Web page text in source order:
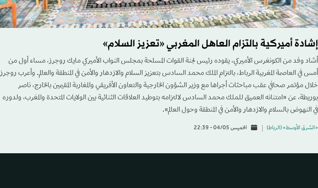
إشادة أميركية بالتزام العاهل المغربي «تعزيز السلام»
أشاد وفد من الكونغرس الأميركي، يقوده رئيس لجنة القوات المسلحة بمجلس النواب الأميركي مايك روجرز، مساء أول من
أمس في العاصمة المغربية الرباط، بالتزام الملك محمد السادس بتعزيز السلام والازدهار والأمن في المنطقة والعالم. وأعرب روجرز
خلال مؤتمر صحافي عقب مباحثات أجراها مع وزير الشؤون الخارجية والتعاون الأفريقي والمغاربة المقيمين بالخارج، ناصر
بوريطة، عن «امتنانه العميق للملك محمد السادس لالتزامه بتوطيد العلاقات الثنائية بين الولايات المتحدة والمغرب، ولدوره
في النهوض بالسلام والازدهار والأمن في المنطقة وحول العالم».
«الشرق الأوسط» (الرباط) الخميس 04/05 - 22:39